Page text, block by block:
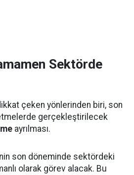
Sektörde
çeken yönlerinden biri, son
gerçekleştirilecek
ayrılması.
son döneminde sektördeki
olarak görev alacak. Bu